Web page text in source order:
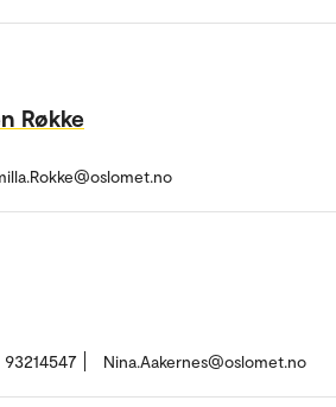
Røkke
93214547 Nina.Aakernes@oslomet.no